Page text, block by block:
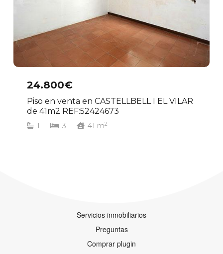
24.800€
Piso en venta en CASTELLBELL I EL VILAR
de 41m2 REF:52424673
1 3 41 m2
Servicios inmobiliarios
Preguntas
Comprar plugin